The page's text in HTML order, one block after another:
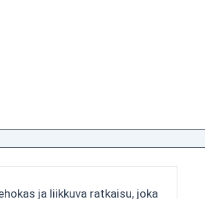
ja liikkuva ratkaisu, joka